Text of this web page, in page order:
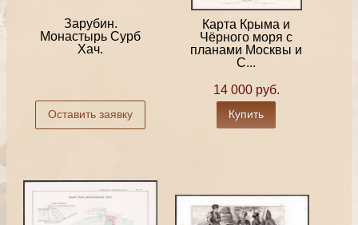
Зарубин.
Монастырь Сурб
Хач.
Оставить заявку
Карта Крыма и
Чёрного моря с
планами Москвы и
С...
14 000 руб.
Купить